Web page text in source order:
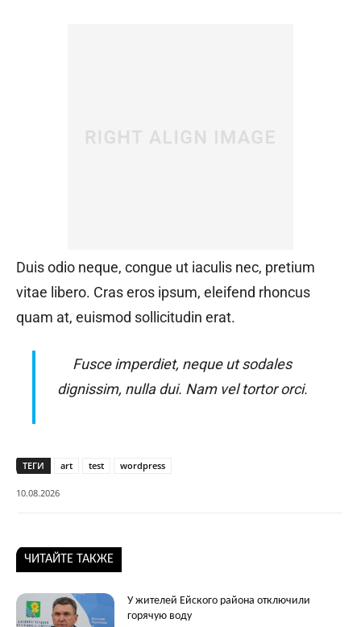
Duis odio neque, congue ut iaculis nec, pretium
vitae libero. Cras eros ipsum, eleifend rhoncus
quam at, euismod sollicitudin erat.
Fusce imperdiet, neque ut sodales
dignissim, nulla dui. Nam vel tortor orci.
ТЕГИ art test wordpress
10.08.2026
ЧИТАЙТЕ ТАКЖЕ
У жителей Ейского района отключили
горячую воду